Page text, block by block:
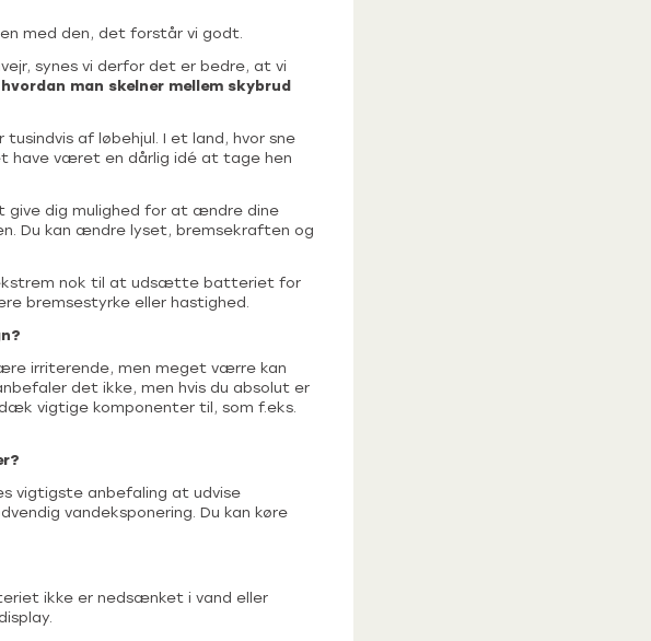
med den, det forstår vi godt.
synes vi derfor det er bedre, at vi
hvordan man skelner mellem skybrud
af løbehjul. I et land, hvor sne
have været en dårlig idé at tage hen
dig mulighed for at ændre dine
Du kan ændre lyset, bremsekraften og
ekstrem nok til at udsætte batteriet for
bremsestyrke eller hastighed.
irriterende, men meget værre kan
det ikke, men hvis du absolut er
vigtige komponenter til, som f.eks.
vigtigste anbefaling at udvise
vandeksponering. Du kan køre
ikke er nedsænket i vand eller